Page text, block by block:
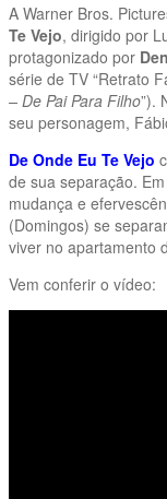
A Warner Bros.
Te Vejo, dirigido por
protagonizado por
série de TV “Retrato
– De Pai Para Filho”).
seu personagem,
De Onde Eu Te Vejo
de sua separação.
mudança e
(Domingos) se
viver no apartamento
Vem conferir o vídeo: